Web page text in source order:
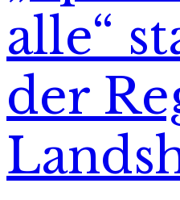
alle“
der